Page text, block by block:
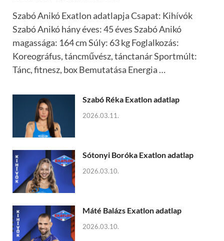
Szabó Anikó Exatlon adatlapja Csapat: Kihívók
Szabó Anikó hány éves: 45 éves Szabó Anikó
magassága: 164 cm Súly: 63 kg Foglalkozás:
Koreográfus, táncművész, tánctanár Sportmúlt:
Tánc, fitnesz, box Bemutatása Energia …
Szabó Réka Exatlon adatlap
2026.03.11.
Sótonyi Boróka Exatlon adatlap
2026.03.10.
Máté Balázs Exatlon adatlap
2026.03.10.